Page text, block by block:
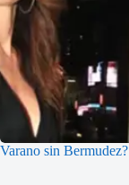
Varano sin Bermudez?